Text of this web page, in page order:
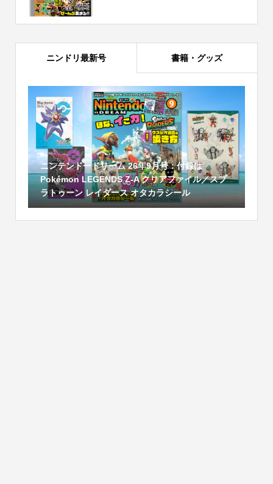
ニンドリ最新号 書籍・グッズ
ニンテンドードリーム 26年9月号：付録は
Pokémon LEGENDS Z-A クリアファイル／スプ
ラトゥーン レイダース オタカラシール